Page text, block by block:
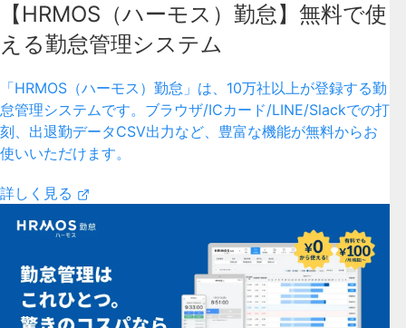
【HRMOS（ハーモス）勤怠】無料で使
える勤怠管理システム
「HRMOS（ハーモス）勤怠」は、10万社以上が登録する勤
怠管理システムです。ブラウザ/ICカード/LINE/Slackでの打
刻、出退勤データCSV出力など、豊富な機能が無料からお
使いいただけます。
詳しく見る